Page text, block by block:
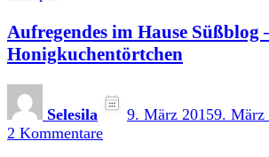
Aufregendes im Hause Süßblog
Honigkuchentörtchen
Selesila 9. März 20159. März
2 Kommentarezu